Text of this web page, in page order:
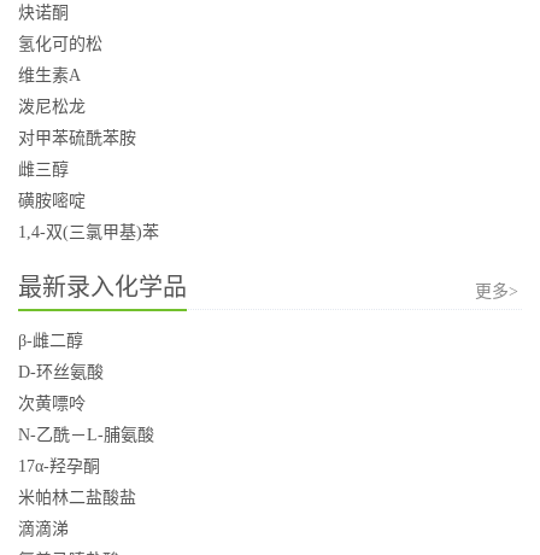
炔诺酮
氢化可的松
维生素A
泼尼松龙
对甲苯硫酰苯胺
雌三醇
磺胺嘧啶
1,4-双(三氯甲基)苯
最新录入化学品 更多>
β-雌二醇
D-环丝氨酸
次黄嘌呤
N-乙酰－L-脯氨酸
17α-羟孕酮
米帕林二盐酸盐
滴滴涕